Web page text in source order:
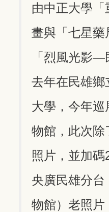
由中正大學
畫與「七星藥
「烈風光影—
去年在民雄鄉
大學，今年
物館，此次除
照片，並加碼
央廣民雄分
物館）老照片